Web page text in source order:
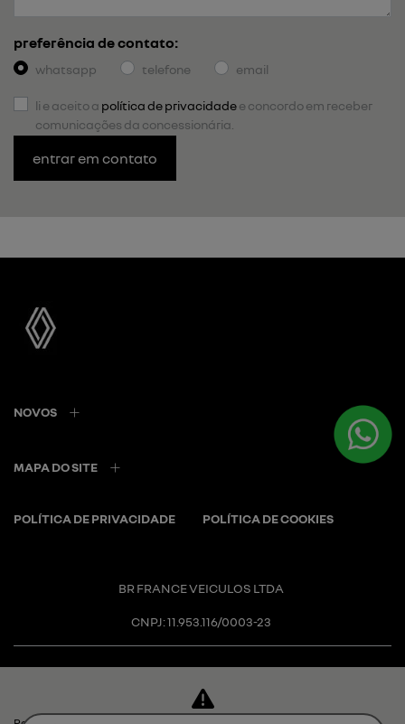
preferência de contato:
whatsapp telefone email
li e aceito a política de privacidadee concordo em receber
comunicações da concessionária.
entrar em contato
NOVOS
MAPA DO SITE
POLÍTICA DE PRIVACIDADE POLÍTICA DE COOKIES
BR FRANCE VEICULOS LTDA
CNPJ: 11.953.116/0003-23